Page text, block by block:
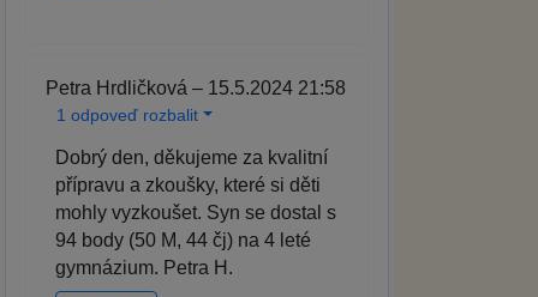
Petra Hrdličková – 15.5.2024 21:58
1 odpoveď rozbalit
Dobrý den, děkujeme za kvalitní
přípravu a zkoušky, které si děti
mohly vyzkoušet. Syn se dostal s
94 body (50 M, 44 čj) na 4 leté
gymnázium. Petra H.